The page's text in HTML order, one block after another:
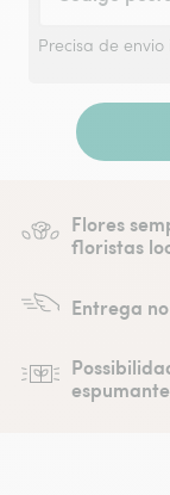
Precisa de
Flores
floristas
Entrega